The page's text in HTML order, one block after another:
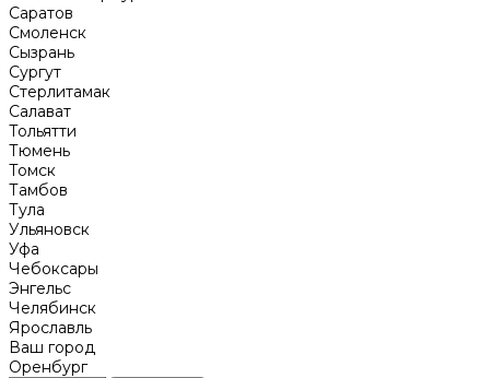
Саратов
Смоленск
Сызрань
Сургут
Стерлитамак
Салават
Тольятти
Тюмень
Томск
Тамбов
Тула
Ульяновск
Уфа
Чебоксары
Энгельс
Челябинск
Ярославль
Ваш город
Оренбург